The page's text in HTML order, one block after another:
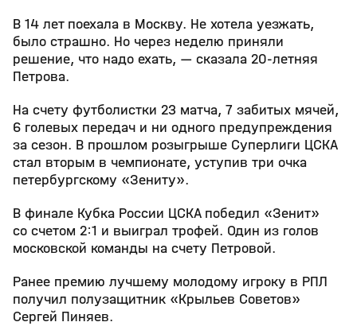
В 14 лет поехала в Москву. Не хотела уезжать,
было страшно. Но через неделю приняли
решение, что надо ехать, — сказала 20‑летняя
Петрова.
На счету футболистки 23 матча, 7 забитых мячей,
6 голевых передач и ни одного предупреждения
за сезон. В прошлом розыгрыше Суперлиги ЦСКА
стал вторым в чемпионате, уступив три очка
петербургскому «Зениту».
В финале Кубка России ЦСКА победил «Зенит»
со счетом 2:1 и выиграл трофей. Один из голов
московской команды на счету Петровой.
Ранее премию лучшему молодому игроку в РПЛ
получил полузащитник «Крыльев Советов»
Сергей Пиняев.